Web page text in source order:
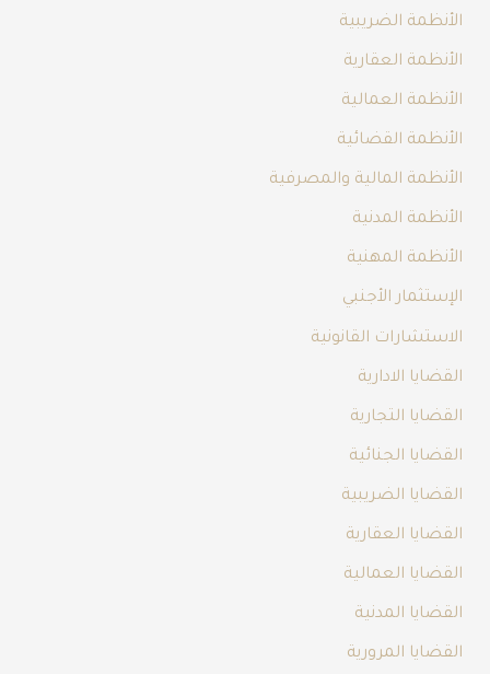
الأنظمة الضريبية
الأنظمة العقارية
الأنظمة العمالية
الأنظمة القضائية
الأنظمة المالية والمصرفية
الأنظمة المدنية
الأنظمة المهنية
الإستثمار الأجنبي
الاستشارات القانونية
القضايا الادارية
القضايا التجارية
القضايا الجنائية
القضايا الضريبية
القضايا العقارية
القضايا العمالية
القضايا المدنية
القضايا المرورية